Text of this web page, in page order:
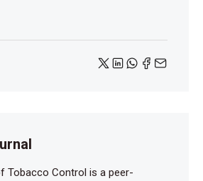
Tobacco Control is a peer-